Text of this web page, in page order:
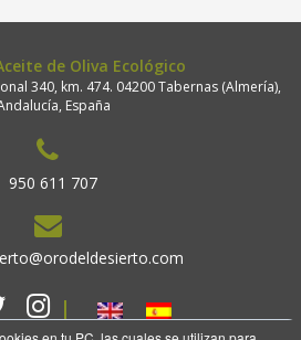
de Oliva Ecológico
340, km. 474. 04200 Tabernas (Almería),
España
950 611 707